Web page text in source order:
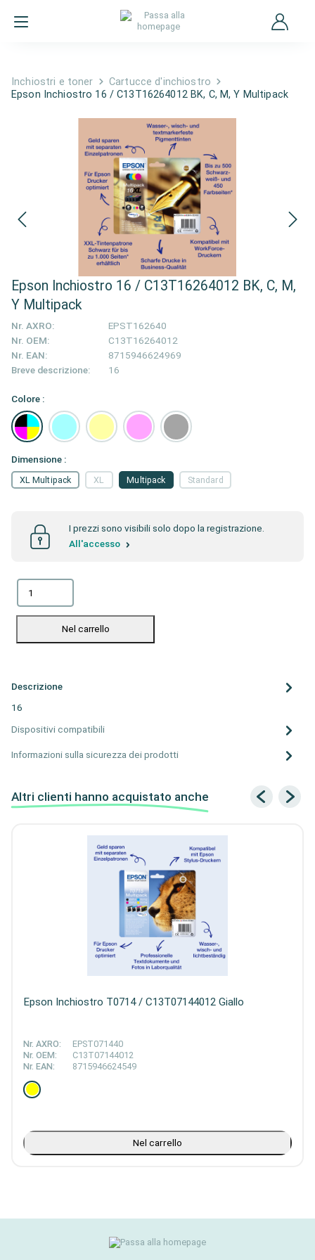
Inchiostri e toner
Cartucce d'inchiostro
Epson Inchiostro 16 / C13T16264012 BK, C, M, Y Multipack
Epson Inchiostro 16 / C13T16264012 BK, C, M,
Y Multipack
Nr. AXRO:
EPST162640
Nr. OEM:
C13T16264012
Nr. EAN:
8715946624969
Breve descrizione:
16
Colore :
Dimensione :
Standard
XL
XL Multipack Multipack
I prezzi sono visibili solo dopo la registrazione.
All'accesso
Nel carrello
Descrizione
16
Dispositivi compatibili
Informazioni sulla sicurezza dei prodotti
Altri clienti hanno acquistato anche
Epson Inchiostro T0714 / C13T07144012 Giallo
Nr. AXRO:
EPST071440
Nr. OEM:
C13T07144012
Nr. EAN:
8715946624549
Nel carrello